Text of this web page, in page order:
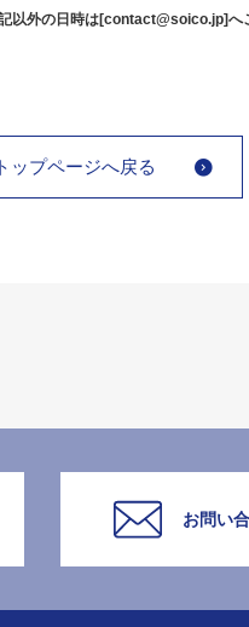
以外の日時は[contact@soico.jp]へ
トップページへ戻る
お問い